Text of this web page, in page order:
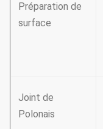
Préparation de
surface
Joint de
Polonais